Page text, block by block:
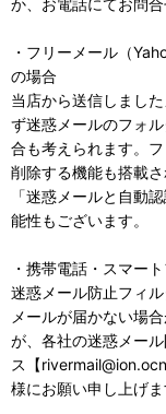
か、お電話にてお問合
・フリーメール（
の場合
当店から送信しまし
ず迷惑メールのフォ
合も考えられます。
削除する機能も搭載
「迷惑メールと自動
能性もございます。
・携帯電話・スマー
迷惑メール防止フィ
メールが届かない場
が、各社の迷惑メー
ス【
様にお願い申し上げま